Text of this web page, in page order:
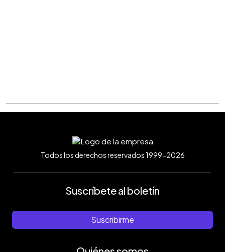
Todos los derechos reservados 1999-2026
Suscríbete al boletín
Suscribirme